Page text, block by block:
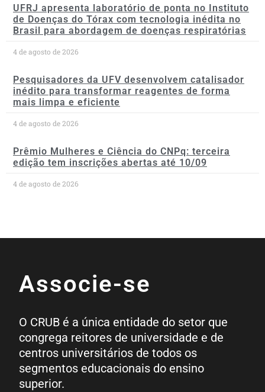
UFRJ apresenta laboratório de ponta no Instituto
de Doenças do Tórax com tecnologia inédita no
Brasil para abordagem de doenças respiratórias
4 de agosto de 2026
Pesquisadores da UFV desenvolvem catalisador
inédito para transformar reagentes de forma
mais limpa e eficiente
4 de agosto de 2026
Prêmio Mulheres e Ciência do CNPq: terceira
edição tem inscrições abertas até 10/09
4 de agosto de 2026
Associe-se
O CRUB é a única entidade do setor que
congrega reitores de universidade e de
centros universitários de todos os
segmentos educacionais do ensino
superior.